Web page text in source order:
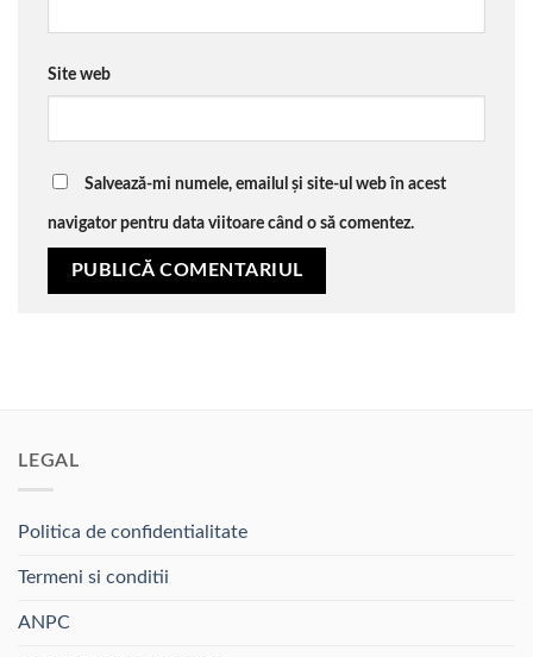
Site web
Salvează-mi numele, emailul și site-ul web în acest
navigator pentru data viitoare când o să comentez.
LEGAL
Politica de confidentialitate
Termeni si conditii
ANPC